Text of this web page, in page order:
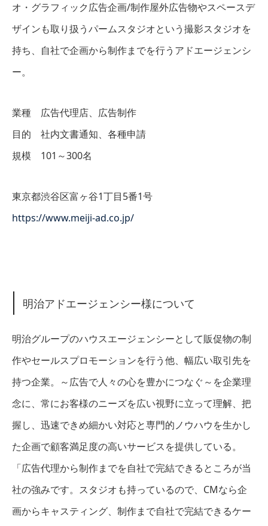
オ・グラフィック広告企画/制作屋外広告物やスペースデ
ザインも取り扱うパームスタジオという撮影スタジオを
持ち、自社で企画から制作までを行うアドエージェンシ
ー。
業種 広告代理店、広告制作
目的 社内文書通知、各種申請
規模 101～300名
東京都渋谷区富ヶ谷1丁目5番1号
https://www.meiji-ad.co.jp/
明治アドエージェンシー様について
明治グループのハウスエージェンシーとして販促物の制
作やセールスプロモーションを行う他、幅広い取引先を
持つ企業。～広告で人々の心を豊かにつなぐ～を企業理
念に、常にお客様のニーズを広い視野に立って理解、把
握し、迅速できめ細かい対応と専門的ノウハウを生かし
た企画で顧客満足度の高いサービスを提供している。
「広告代理から制作までを自社で完結できるところが当
社の強みです。スタジオも持っているので、CMなら企
画からキャスティング、制作まで自社で完結できるケー